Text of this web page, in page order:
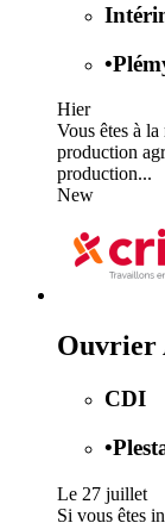
•
Hier
Vous êtes à
production
production...
New
Ouvrier
CDI
•
Le 27 juillet
Si vous êtes